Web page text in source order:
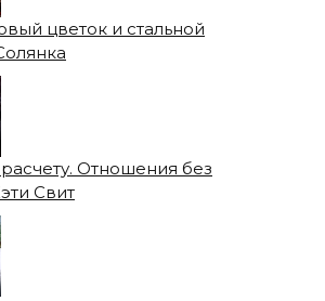
цветок и стальной
Отношения без
Свит